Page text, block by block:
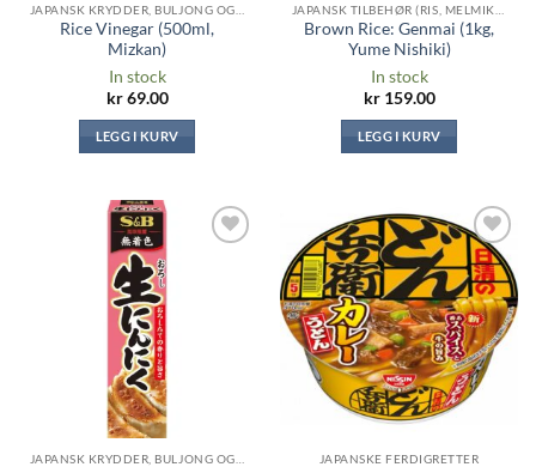
Rice Vinegar (500ml,
Mizkan)
In stock
kr69.00
LEGG I KURV
Brown Rice: Genmai (1kg,
Yume Nishiki)
In stock
kr159.00
LEGG I KURV
Legg til i
ønskeliste
JAPANSKE FERDIGRETTER